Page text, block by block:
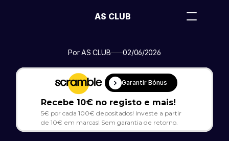
Por AS CLUB 02/06/2026
Garantir Bónus
Recebe 10€ no registo e mais!
5€ por cada 100€ depositados! Investe a partir
de 10€ em marcas! Sem garantia de retorno.
AS CLUB